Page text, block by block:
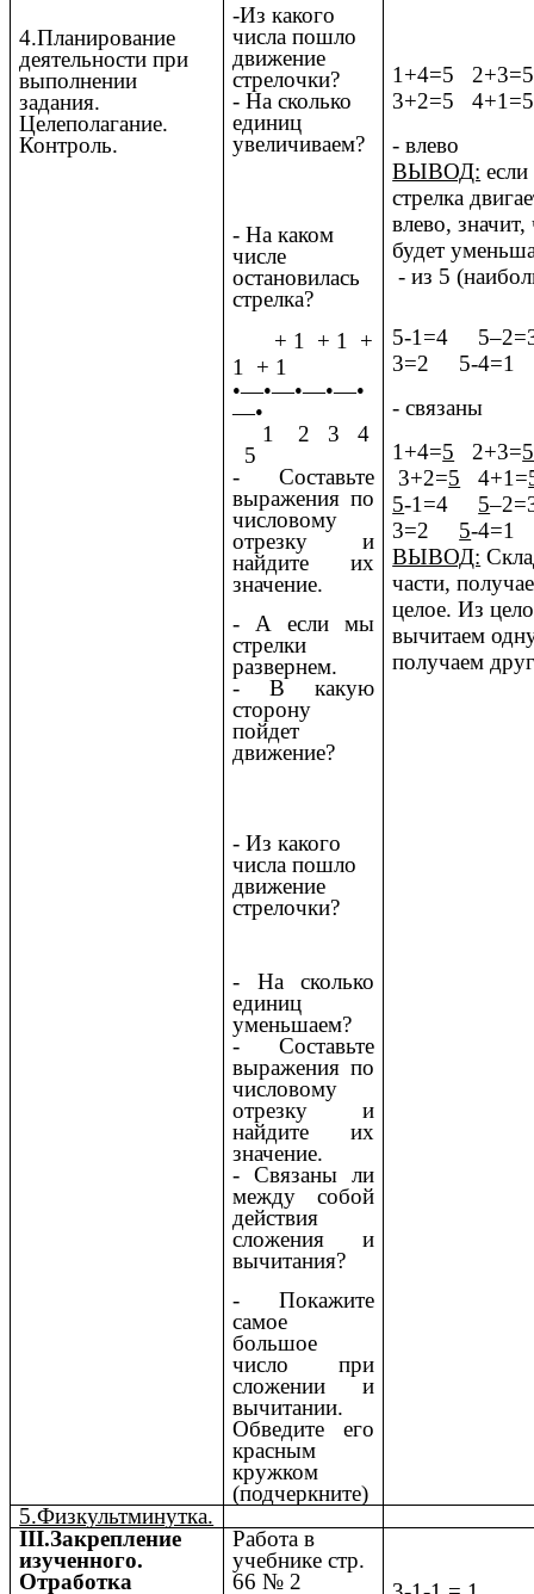
4.Планирование
деятельности при
выполнении
задания.
Целеполагание.
Контроль.
-Из какого
числа пошло
движение
стрелочки?
- На сколько
единиц
увеличиваем?
- На каком
числе
остановилась
стрелка?
+ 1 + 1 +
1 + 1
•—•—•—•—•
—•
1 2 3 4
5
- Составьте
выражения по
числовому
отрезку и
найдите их
значение.
- А если мы
стрелки
развернем.
- В какую
сторону
пойдет
движение?
- Из какого
числа пошло
движение
стрелочки?
- На сколько
единиц
уменьшаем?
- Составьте
выражения по
числовому
отрезку и
найдите их
значение.
- Связаны ли
между собой
действия
сложения и
вычитания?
- Покажите
самое
большое
число при
сложении и
вычитании.
Обведите его
красным
кружком
(подчеркните)
1+4=5
3+2=5 4+1=5
- влево
ВЫВОД: если
стрелка
влево, значит,
будет
- из 5
5-1=4
3=2 5-4=1
- связаны
1+4=5 2+3=5
3+2=5 4+1=
5-1=4 5
3=2 5-4=1
ВЫВОД:
части,
целое. Из
вычитаем
получаем
5.Физкультминутка.
III.Закрепление
изученного.
Отработка
Работа в
учебнике стр.
66 № 2